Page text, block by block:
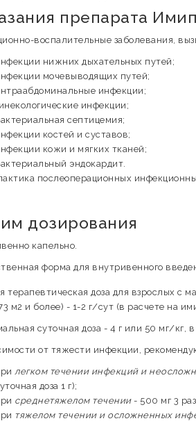
препарата
воспалительные заболевания,
нижних дыхательных путей;
мочевыводящих путей;
инфекции;
инфекции;
септицемия;
костей и суставов;
кожи и мягких тканей;
эндокардит.
послеоперационных
дозирования
капельно.
форма для внутривенного
терапевтическая доза для взрослых с
м2 и более) - 1-2 г/сут (в расчете на
суточная доза - 4 г или 50 мг/кг,
от тяжести инфекции,
легком течении инфекций и
доза 1 г);
среднетяжелом течении- 500 мг 3
тяжелом течении и осложненных